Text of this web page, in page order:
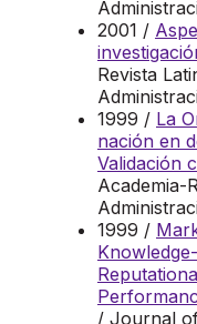
2001 /
Revista
1999 / La
nación en
Validación
Academia-
1999 /
/ Journal